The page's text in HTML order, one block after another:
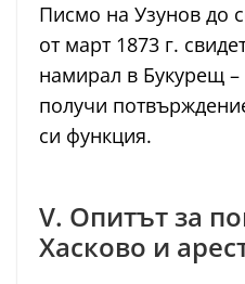
Писмо на Узунов до
от март 1873 г.
намирал в Букурещ –
получи
си функция.
V. Опитът за
Хасково и